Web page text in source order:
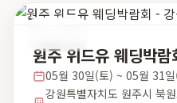
원주 위드유 웨딩박람
05월 30일(토) ~ 05월 31
강원특별자치도 원주시 북